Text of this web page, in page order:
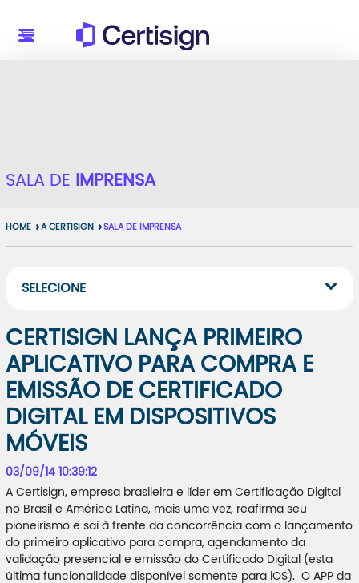
SALA DE IMPRENSA
HOME A CERTISIGN SALA DE IMPRENSA
SELECIONE
CERTISIGN LANÇA PRIMEIRO
APLICATIVO PARA COMPRA E
EMISSÃO DE CERTIFICADO
DIGITAL EM DISPOSITIVOS
MÓVEIS
03/09/14 10:39:12
A Certisign, empresa brasileira e líder em Certificação Digital
no Brasil e América Latina, mais uma vez, reafirma seu
pioneirismo e sai à frente da concorrência com o lançamento
do primeiro aplicativo para compra, agendamento da
validação presencial e emissão do Certificado Digital (esta
última funcionalidade disponível somente para iOS). O APP da